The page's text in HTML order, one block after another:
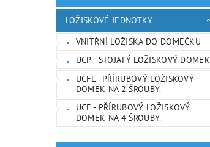
LOŽISKOVÉ JEDNOTKY
VNITŘNÍ LOŽISKA DO DOMEČKU
UCP - STOJATÝ LOŽISKOVÝ DOMEK
UCFL - PŘÍRUBOVÝ LOŽISKOVÝ
DOMEK NA 2 ŠROUBY.
UCF - PŘÍRUBOVÝ LOŽISKOVÝ
DOMEK NA 4 ŠROUBY.